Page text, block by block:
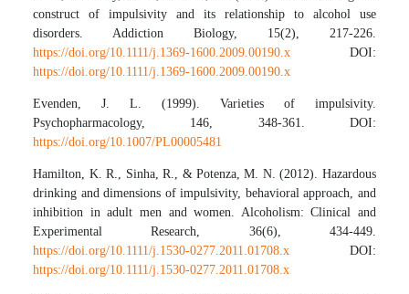
construct of impulsivity and its relationship to alcohol use
disorders. Addiction Biology, 15(2), 217-226.
https://doi.org/10.1111/j.1369-1600.2009.00190.x DOI:
https://doi.org/10.1111/j.1369-1600.2009.00190.x
Evenden, J. L. (1999). Varieties of impulsivity.
Psychopharmacology, 146, 348-361. DOI:
https://doi.org/10.1007/PL00005481
Hamilton, K. R., Sinha, R., & Potenza, M. N. (2012). Hazardous
drinking and dimensions of impulsivity, behavioral approach, and
inhibition in adult men and women. Alcoholism: Clinical and
Experimental Research, 36(6), 434-449.
https://doi.org/10.1111/j.1530-0277.2011.01708.x DOI:
https://doi.org/10.1111/j.1530-0277.2011.01708.x